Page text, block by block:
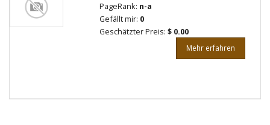
PageRank: n-a
Gefällt mir: 0
Geschätzter Preis: $ 0.00
Mehr erfahren